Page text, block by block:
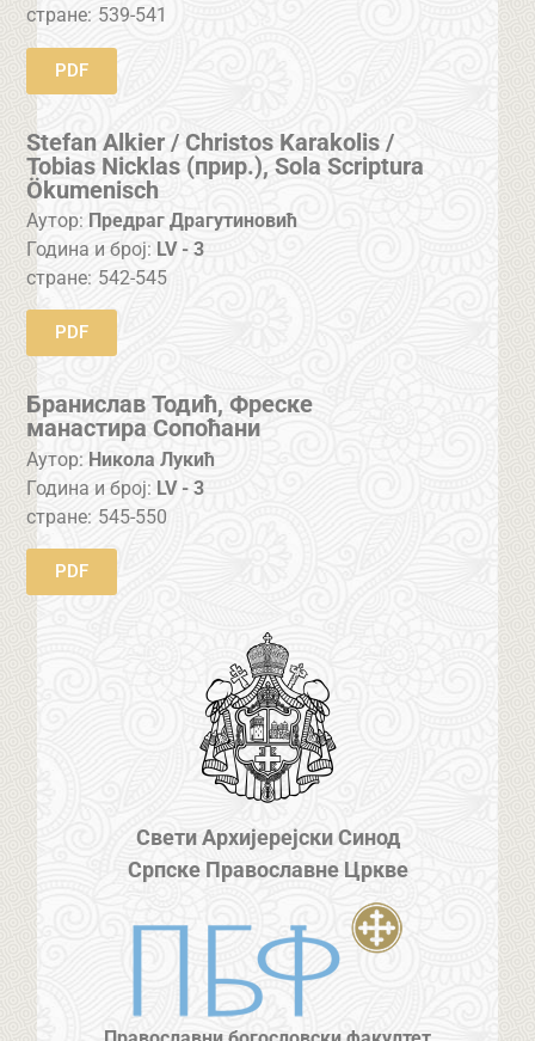
стране: 539-541
PDF
Stefan Alkier / Christos Karakolis /
Tobias Nicklas (прир.), Sola Scriptura
Ökumenisch
Аутор: Предраг Драгутиновић
Година и број: LV - 3
стране: 542-545
PDF
Бранислав Тодић, Фреске
манастира Сопоћани
Аутор: Никола Лукић
Година и број: LV - 3
стране: 545-550
PDF
Свети Архијерејски Синод
Српске Православне Цркве